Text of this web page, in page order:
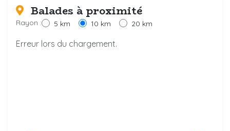
Balades à proximité
Rayon : 5 km 10 km 20 km
Erreur lors du chargement.